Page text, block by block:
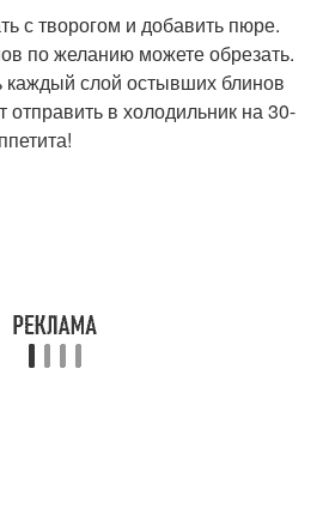
с творогом и добавить пюре.
по желанию можете обрезать.
каждый слой остывших блинов
отправить в холодильник на 30-